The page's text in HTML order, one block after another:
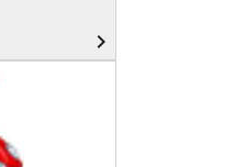
navigate_next